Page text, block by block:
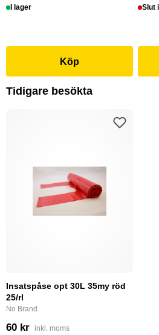
I lager
Köp
Slut
Tidigare besökta
Insatspåse opt 30L 35my röd
25/rl
No Brand
60 kr inkl. moms